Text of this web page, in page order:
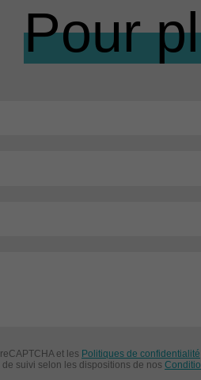
Pour
et les Politiques de confidentialité
suivi selon les dispositions de nos